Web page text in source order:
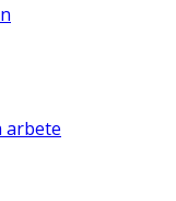
arbete